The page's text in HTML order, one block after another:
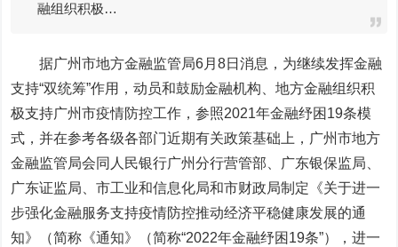
融组织积极…
据广州市地方金融监管局6月8日消息，为继续发挥金融
支持“双统筹”作用，动员和鼓励金融机构、地方金融组织积
极支持广州市疫情防控工作，参照2021年金融纾困19条模
式，并在参考各级各部门近期有关政策基础上，广州市地方
金融监管局会同人民银行广州分行营管部、广东银保监局、
广东证监局、市工业和信息化局和市财政局制定《关于进一
步强化金融服务支持疫情防控推动经济平稳健康发展的通
知》（简称《通知》（简称“2022年金融纾困19条”），进一